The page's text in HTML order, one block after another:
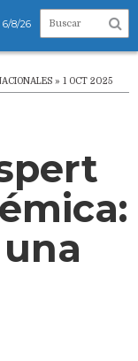
6/8/26
» 1 OCT 2025